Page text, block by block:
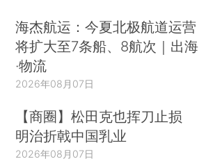
海杰航运：今夏北极航道运营
将扩大至7条船、8航次｜出海
·物流
2026年08月07日
【商圈】松田克也挥刀止损
明治折戟中国乳业
2026年08月07日